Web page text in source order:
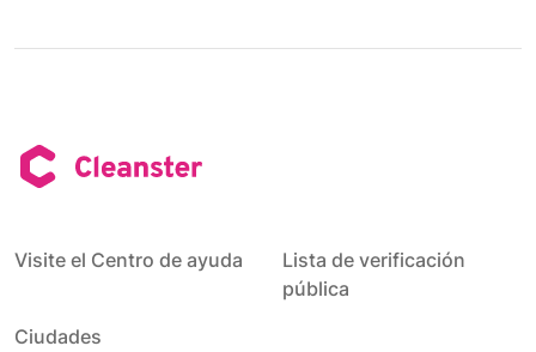
Visite el Centro de ayuda
Lista de verificación
pública
Ciudades